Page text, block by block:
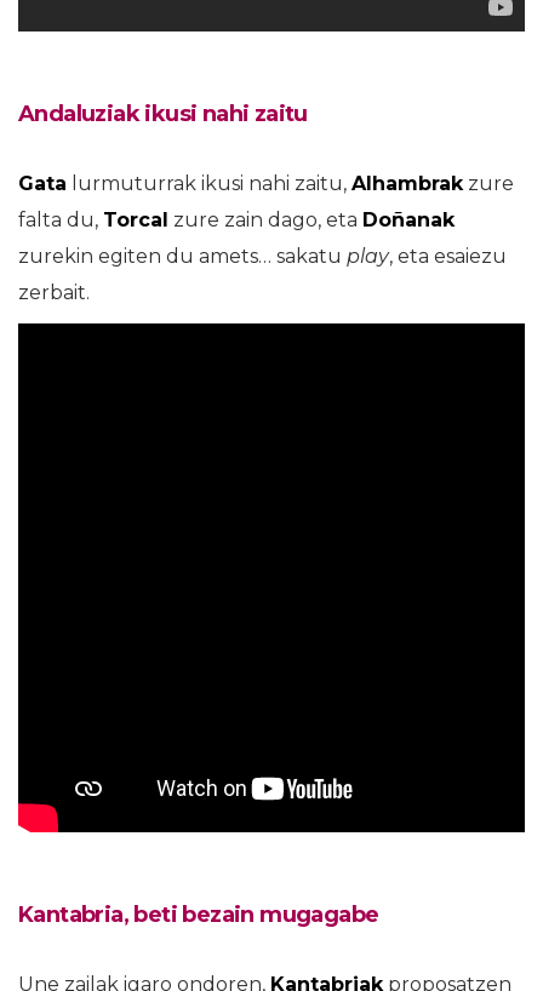
Andaluziak ikusi nahi zaitu
Gata lurmuturrak ikusi nahi zaitu, Alhambrakzure
falta du, Torcal zure zain dago, eta Doñanak
zurekin egiten du amets… sakatu play, eta esaiezu
zerbait.
Kantabria, beti bezain mugagabe
Une zailak igaro ondoren, Kantabriakproposatzen